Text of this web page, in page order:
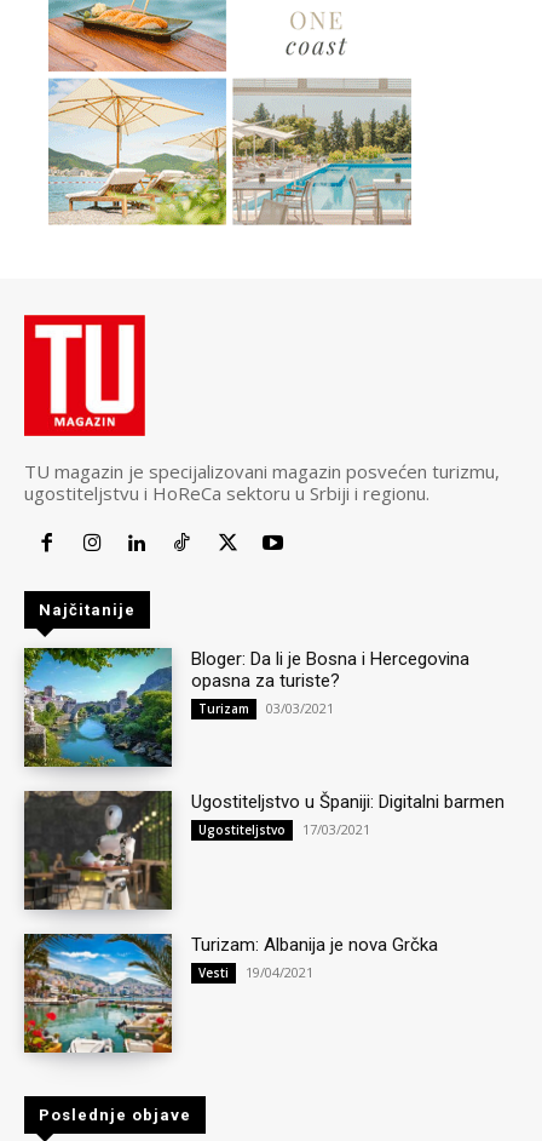
TU magazin je specijalizovani magazin posvećen turizmu,
ugostiteljstvu i HoReCa sektoru u Srbiji i regionu.
Najčitanije
Bloger: Da li je Bosna i Hercegovina
opasna za turiste?
Turizam 03/03/2021
Ugostiteljstvo u Španiji: Digitalni barmen
Ugostiteljstvo 17/03/2021
Turizam: Albanija je nova Grčka
Vesti 19/04/2021
Poslednje objave